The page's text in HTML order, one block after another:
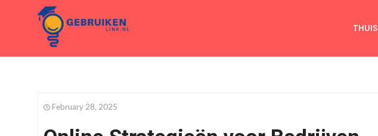
THUIS
February 28, 2025